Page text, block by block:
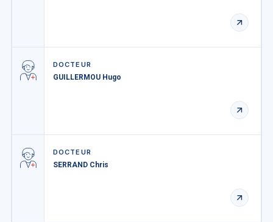
DOCTEUR
GUILLERMOU Hugo
DOCTEUR
SERRAND Chris